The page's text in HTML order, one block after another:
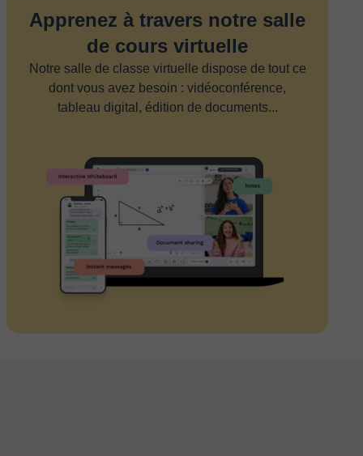
Apprenez à travers notre salle
de cours virtuelle
Notre salle de classe virtuelle dispose de tout ce
dont vous avez besoin : vidéoconférence,
tableau digital, édition de documents...